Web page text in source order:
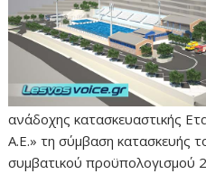
ανάδοχης κατασκευαστικής
Α.Ε.» τη σύμβαση κατασκευής
συμβατικού προϋπολογισμού